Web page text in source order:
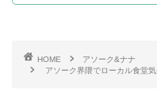
HOME
アソーク&ナナ
アソーク界隈でローカル食堂